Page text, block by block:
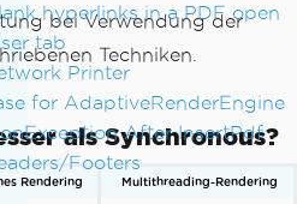
hyperlinks in a PDF open
tab
Printer
for AdaptiveRenderEngine
After InsertPdf
Footers
bei Verwendung der
Techniken.
als Synchronous?
Rendering Multithreading-Rendering